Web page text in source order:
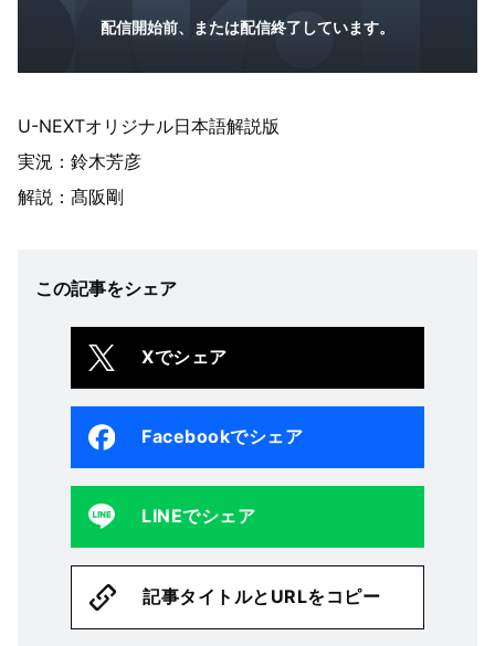
配信開始前、または配信終了しています。
U-NEXTオリジナル日本語解説版
実況：鈴木芳彦
解説：髙阪剛
この記事をシェア
Xでシェア
Facebookでシェア
LINEでシェア
記事タイトルとURLをコピー